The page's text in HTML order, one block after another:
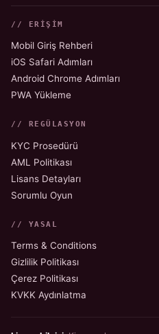
// ERIŞIM
Mobil Giriş Rehberi
iOS Safari Adımları
Android Chrome Adımları
PWA Yükleme
// REGÜLASYON
KYC Prosedürü
AML Politikası
Lisans Detayları
Sorumlu Oyun
// YASAL
Terms & Conditions
Gizlilik Politikası
Çerez Politikası
KVKK Aydınlatma